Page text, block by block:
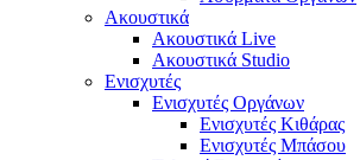
Ακουστικά
Ακουστικά Live
Ακουστικά Studio
Ενισχυτές
Ενισχυτές Οργάνων
Ενισχυτές Κιθάρας
Ενισχυτές Μπάσου